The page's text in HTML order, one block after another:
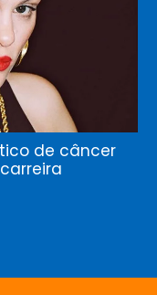
de câncer